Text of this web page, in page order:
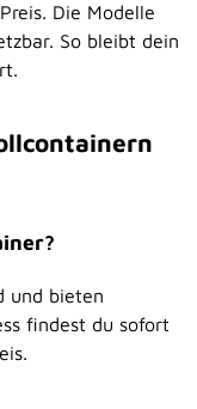
Die Modelle
So bleibt dein
und bieten
findest du sofort